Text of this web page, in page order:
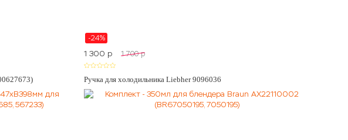
-24%
1 300 p 1 700 p
Ручка для холодильника Liebher 9096036